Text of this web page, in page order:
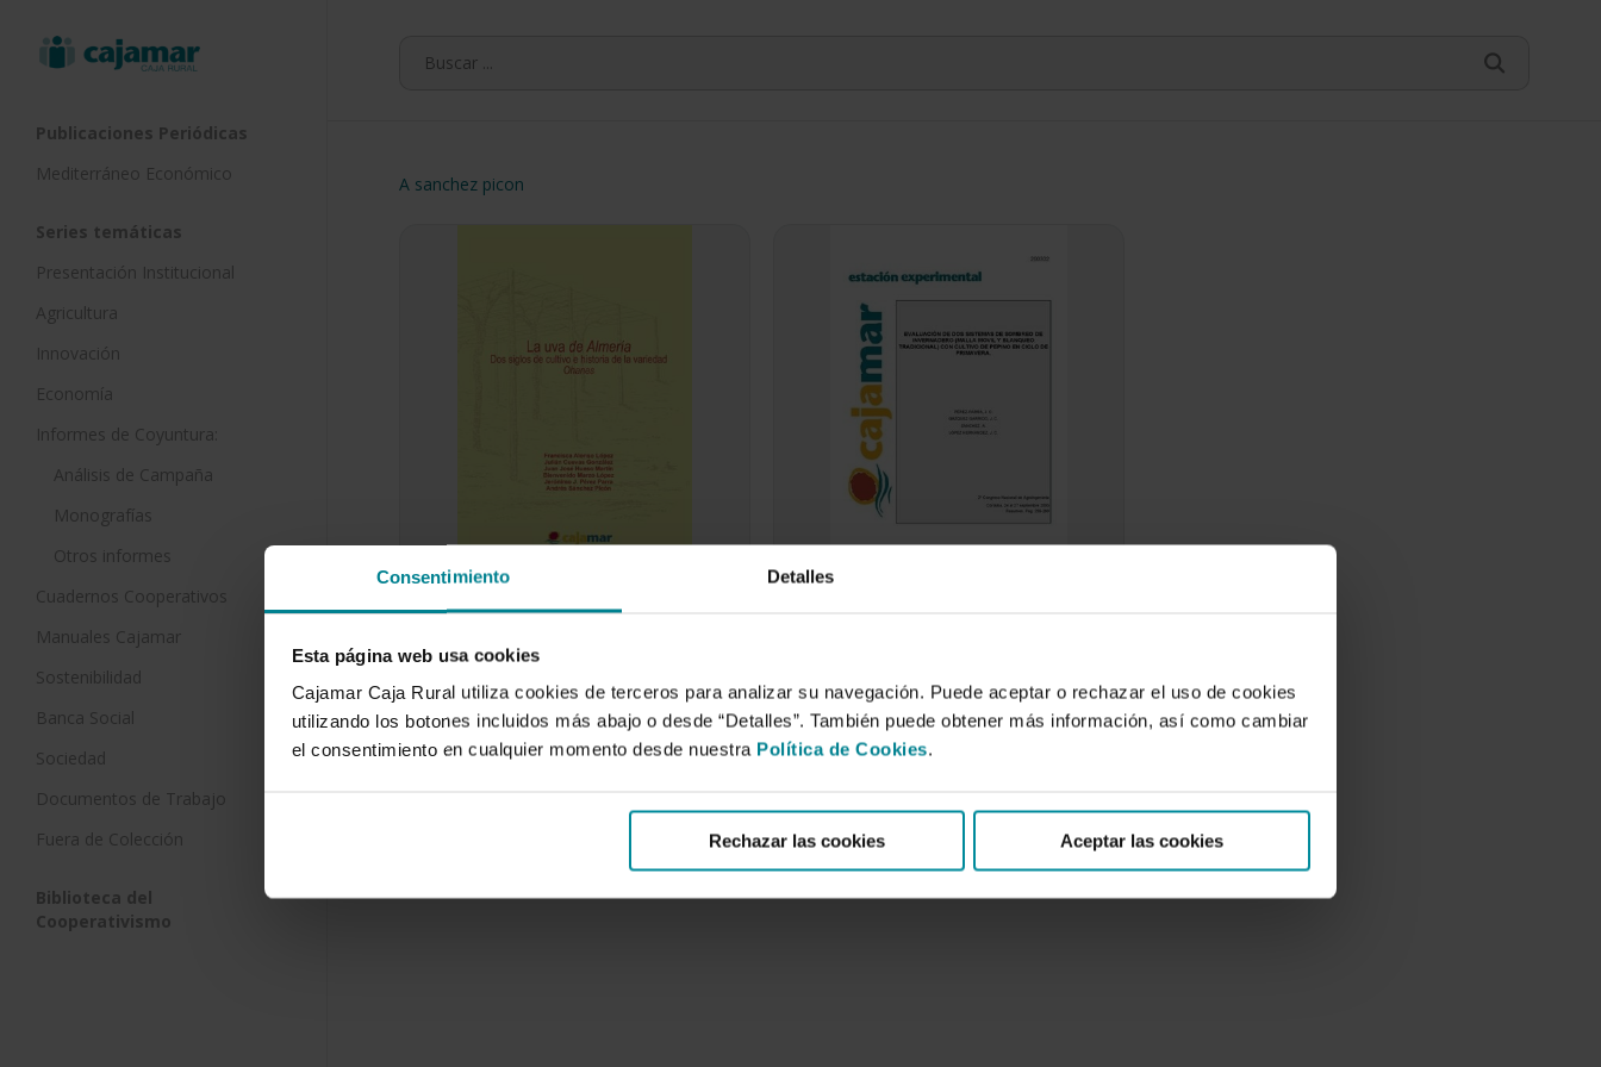
Consentimiento Detalles
Esta página web usa cookies
Cajamar Caja Rural utiliza cookies de terceros para analizar su navegación. Puede aceptar o rechazar el uso de cookies
utilizando los botones incluidos más abajo o desde “Detalles”. También puede obtener más información, así como cambiar
el consentimiento en cualquier momento desde nuestra Política de Cookies.
Rechazar las cookies Aceptar las cookies
Publicaciones Periódicas
Mediterráneo Económico
Series temáticas
Presentación Institucional
Agricultura
Innovación
Economía
Informes de Coyuntura:
Análisis de Campaña
Monografías
Otros informes
Cuadernos Cooperativos
Manuales Cajamar
Sostenibilidad
Banca Social
Sociedad
Documentos de Trabajo
Fuera de Colección
Biblioteca del
Cooperativismo
A sanchez picon
de cultivo e historia de la
Sin ser un tratado sobre
agricultura, leyendo este libro se
entiende la forma en que,…
24 de septiembre de 2003
El blanqueo de la cubierta de los
invernaderos es la técnica más